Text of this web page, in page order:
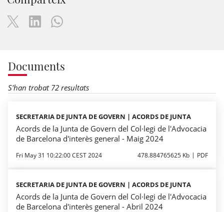
Documents
S'han trobat 72 resultats
SECRETARIA DE JUNTA DE GOVERN | ACORDS DE JUNTA
Acords de la Junta de Govern del Col·legi de l'Advocacia
de Barcelona d'interès general - Maig 2024
Fri May 31 10:22:00 CEST 2024 478.884765625 Kb PDF
SECRETARIA DE JUNTA DE GOVERN | ACORDS DE JUNTA
Acords de la Junta de Govern del Col·legi de l'Advocacia
de Barcelona d'interès general - Abril 2024